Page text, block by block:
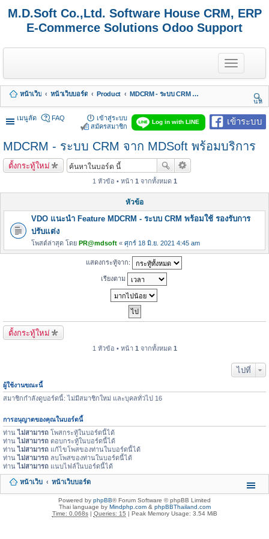
M.D.Soft Co.,Ltd. Software House CRM, ERP
E-Commerce Solutions Odoo Support
T
o
g
e
n
a
i
g
หน้าเว็บ หน้าเว็บบอร์ด Product
MDCRM - ระบบ CRM จาก MDSoft พร้อมบริการ
นห
า
เมนูลัด
เข้าระบบ
Log in with LINE
FAQ
เข้าสู่ระบบ
สมัครสมาชิก
MDCRM - ระบบ CRM จาก MDSoft พร้อมบริการ
ตั้งกระทู้ใหม่
1 หัวข้อ • หน้า 1 จากทั้งหมด 1
หัวข้อ
VDO แนะนำ Feature MDCRM - ระบบ CRM พร้อมใช้ รองรับการ
ปรับแต่ง
โพสต์ล่าสุด โดย PR@mdsoft « ศุกร์ 18 มิ.ย. 2021 4:45 am
แสดงกระทู้จาก:
เรียงตาม
ตั้งกระทู้ใหม่
1 หัวข้อ • หน้า 1 จากทั้งหมด 1
ไปที่
ผู้ใช้งานขณะนี้
สมาชิกกำลังดูบอร์ดนี้: ไม่มีสมาชิกใหม่ และบุคลทั่วไป 16
การอนุญาตของคุณในบอร์ดนี้
ท่านไม่สามารถ โพสกระทู้ในบอร์ดนี้ได้
ท่านไม่สามารถ ตอบกระทู้ในบอร์ดนี้ได้
ท่านไม่สามารถ แก้ไขโพสของท่านในบอร์ดนี้ได้
ท่านไม่สามารถ ลบโพสของท่านในบอร์ดนี้ได้
ท่านไม่สามารถ แนบไฟล์ในบอร์ดนี้ได้
หน้าเว็บ หน้าเว็บบอร์ด
Powered by phpBB® Forum Software © phpBB Limited
Thai language by Mindphp.com& phpBBThailand.com
Time: 0.068s| Queries: 15 | Peak Memory Usage: 3.54 MiB